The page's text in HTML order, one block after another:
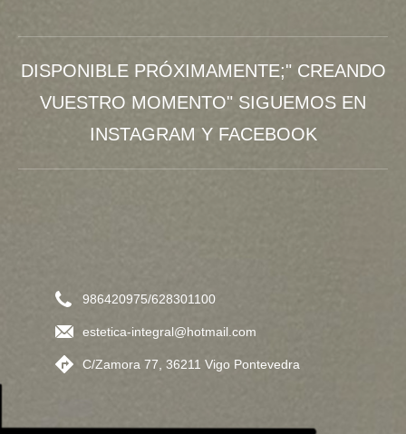
DISPONIBLE PRÓXIMAMENTE;" CREANDO
VUESTRO MOMENTO" SIGUEMOS EN
INSTAGRAM Y FACEBOOK
986420975/628301100
estetica-integral@hotmail.com
C/Zamora 77, 36211 Vigo Pontevedra